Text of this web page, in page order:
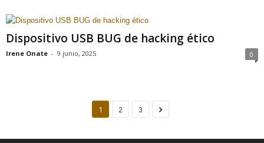
Dispositivo USB BUG de hacking ético
Irene Onate - 9 junio, 2025 0
1 2 3